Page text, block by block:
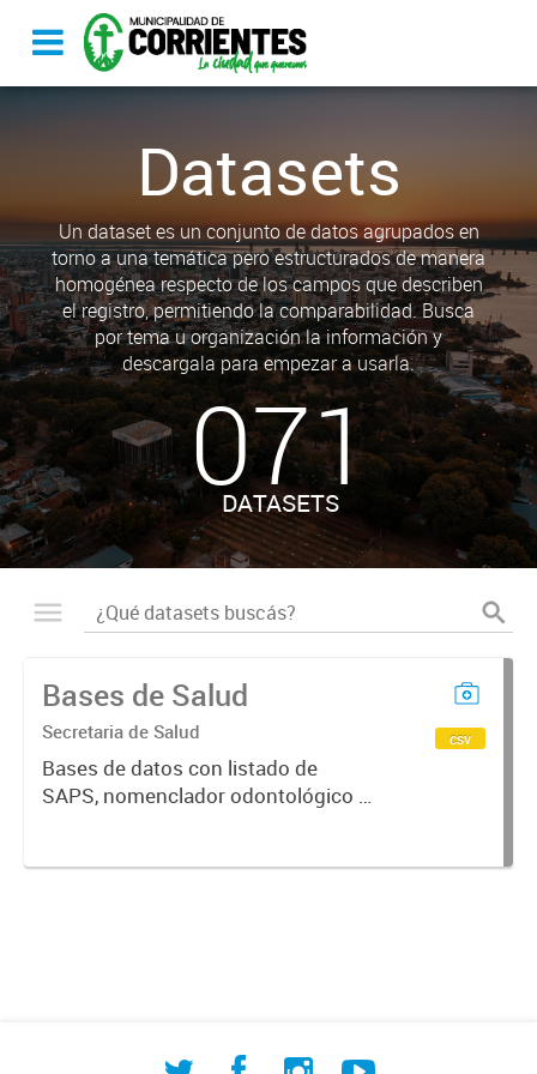
Datasets
Un dataset es un conjunto de datos agrupados en
torno a una temática pero estructurados de manera
homogénea respecto de los campos que describen
el registro, permitiendo la comparabilidad. Busca
por tema u organización la información y
descargala para empezar a usarla.
071
DATASETS
Bases de Salud
Secretaria de Salud
Bases de datos con listado de
SAPS, nomenclador odontológico y
csv